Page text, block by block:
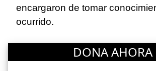
encargaron de tomar
ocurrido.
DONA AHORA